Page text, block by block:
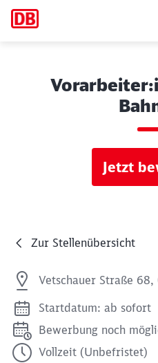
Jetzt
Zur Stellenübersicht
Vetschauer Straße
Startdatum: ab sofort
Bewerbung noch
Vollzeit (Unbefristet)